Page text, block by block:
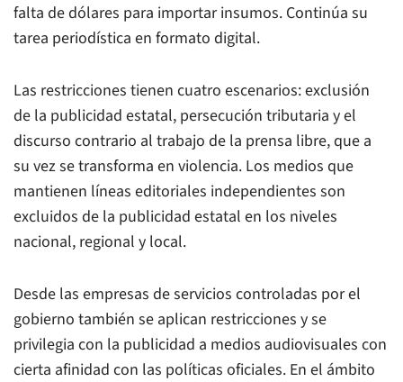
falta de dólares para importar insumos. Continúa su
tarea periodística en formato digital.
Las restricciones tienen cuatro escenarios: exclusión
de la publicidad estatal, persecución tributaria y el
discurso contrario al trabajo de la prensa libre, que a
su vez se transforma en violencia. Los medios que
mantienen líneas editoriales independientes son
excluidos de la publicidad estatal en los niveles
nacional, regional y local.
Desde las empresas de servicios controladas por el
gobierno también se aplican restricciones y se
privilegia con la publicidad a medios audiovisuales con
cierta afinidad con las políticas oficiales. En el ámbito